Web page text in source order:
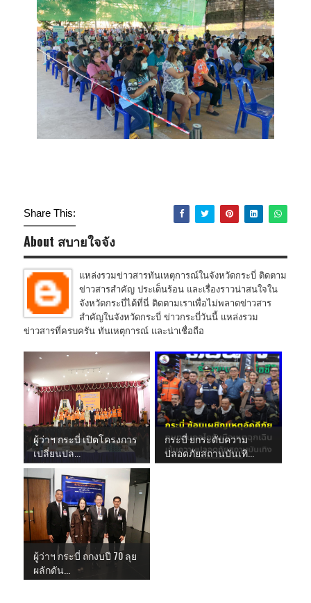
Share This:
About สบายใจจัง
แหล่งรวมข่าวสารทันเหตุการณ์ในจังหวัดกระบี่ ติดตาม
ข่าวสารสำคัญ ประเด็นร้อน และเรื่องราวน่าสนใจใน
จังหวัดกระบี่ได้ที่นี่ ติดตามเราเพื่อไม่พลาดข่าวสาร
สำคัญในจังหวัดกระบี่ ข่าวกระบี่วันนี้ แหล่งรวม
ข่าวสารที่ครบครัน ทันเหตุการณ์ และน่าเชื่อถือ
ผู้ว่าฯ กระบี่ เปิดโครงการ
เปลี่ยนปล...
กระบี่ ยกระดับความ
ปลอดภัยสถานบันเทิ...
ผู้ว่าฯ กระบี่ ถกงบปี 70 ลุย
ผลักดัน...